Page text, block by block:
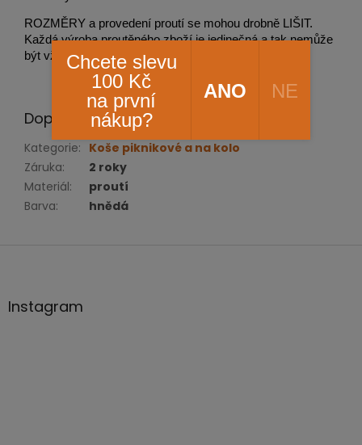
ROZMĚRY a provedení proutí se mohou drobně LIŠIT.
Každá výroba proutěného zboží je jedinečná a tak nemůže
být vždy na 100% rozměrově a provedením stejná.
Doplňkové parametry
Kategorie: Koše piknikové a na kolo
Záruka:
2 roky
Materiál:
proutí
Barva: hnědá
aInstagram
Chcete slevu
100 Kč
na první
nákup?
ANO NE